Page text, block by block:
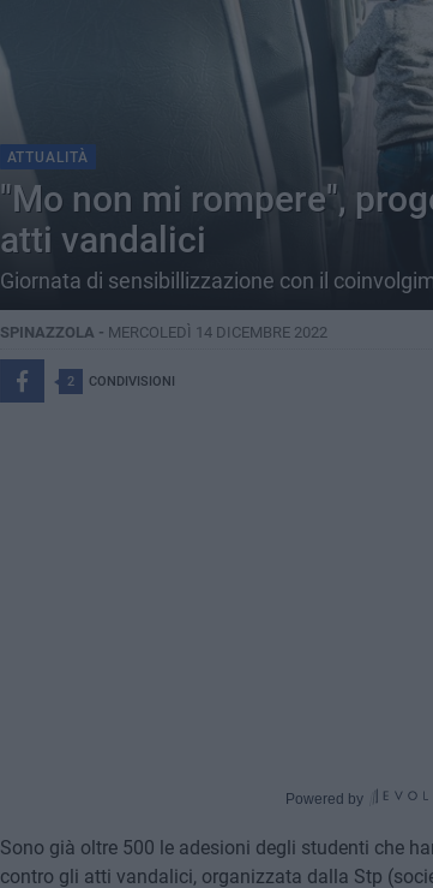
ATTUALITÀ
"Mo non mi rompere",
atti vandalici
Giornata di sensibillizzazione con il
SPINAZZOLA - MERCOLEDÌ 14 DICEMBRE 2022
2 CONDIVISIONI
Powered by
Sono già oltre 500 le adesioni degli studenti che
contro gli atti vandalici, organizzata dalla Stp